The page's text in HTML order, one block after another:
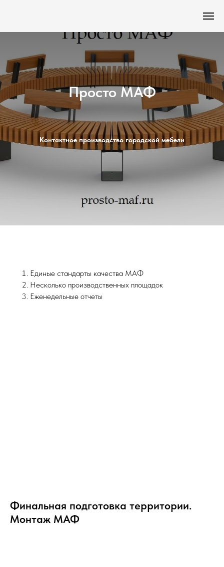
Просто МАФ
Контактное производство городской мебели
Единые стандарты качества МАФ
Несколько производственных площадок
Еженедельные отчеты
Финальная подготовка территории.
Монтаж МАФ